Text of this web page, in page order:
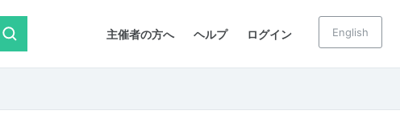
主催者の方へ ヘルプ ログイン English